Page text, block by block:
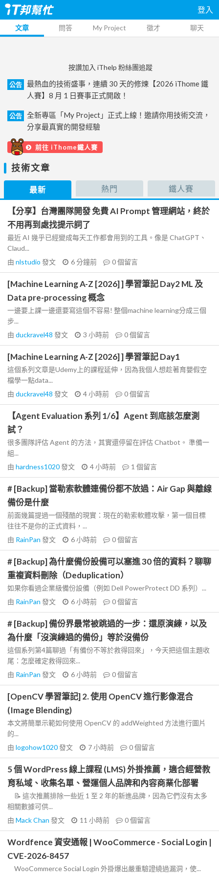
登入
文章 問答 My Project 徵才 聊天
按讚加入 iThelp 粉絲團追蹤
公告
最熱血的技術盛事，連續 30 天的修煉【2026 iThome 鐵
人賽】8 月 1 日賽事正式開啟！
公告
全新專區「My Project」正式上線！邀請你用技術交流，
分享最真實的開發經驗
前往 iThome鐵人賽
技術文章
最新 熱門 鐵人賽
【分享】台灣團隊開發 免費 AI Prompt 管理網站，終於
不用再到處找提示詞了
最近 AI 幾乎已經變成每天工作都會用到的工具。像是 ChatGPT、
Claud...
由 nlstudio 發文 6 分鐘前 0個留言
[Machine Learning A-Z [2026] ] 學習筆記 Day2 ML 及
Data pre-processing 概念
一邊要上課一邊還要寫這個不容易! 整個machine learning分成三個
步...
由 duckravel48 發文 3 小時前 0個留言
[Machine Learning A-Z [2026] ] 學習筆記 Day1
這個系列文章是Udemy上的課程延伸，因為我個人想趁著育嬰假空
檔學一點data...
由 duckravel48 發文 4 小時前 0個留言
【Agent Evaluation 系列 1/6】Agent 到底該怎麼測
試？
很多團隊評估 Agent 的方法，其實還停留在評估 Chatbot。 準備一
組...
由 hardness1020發文 4 小時前 1 個留言
# [Backup] 當勒索軟體連備份都不放過：Air Gap 與離線
備份是什麼
前面幾篇提過一個殘酷的現實：現在的勒索軟體攻擊，第一個目標
往往不是你的正式資料，...
由 RainPan 發文 6 小時前 0個留言
# [Backup] 為什麼備份設備可以塞進 30 倍的資料？聊聊
重複資料刪除（Deduplication）
如果你看過企業級備份設備（例如 Dell PowerProtect DD 系列）...
由 RainPan 發文 6 小時前 0個留言
# [Backup] 備份界最常被跳過的一步：還原演練，以及
為什麼「沒演練過的備份」等於沒備份
這個系列第4篇聊過「有備份不等於救得回來」，今天把這個主題收
尾：怎麼確定救得回來...
由 RainPan 發文 6 小時前 0個留言
[OpenCV 學習筆記] 2. 使用 OpenCV 進行影像混合
(Image Blending)
本文將簡單示範如何使用 OpenCV 的 addWeighted 方法進行圖片
的...
由 logohow1020發文 7 小時前 0個留言
5 個 WordPress 線上課程 (LMS) 外掛推薦，適合經營教
育私域、收集名單、營運個人品牌和內容商業化部署
📝 這次推薦排除一些近 1 至 2 年的新進品牌，因為它們沒有太多
相關數據可供...
由 Mack Chan 發文 11 小時前 0個留言
Wordfence 資安通報 | WooCommerce - Social Login |
CVE-2026-8457
WooCommerce Social Login 外掛爆出嚴重驗證繞過漏洞，使...